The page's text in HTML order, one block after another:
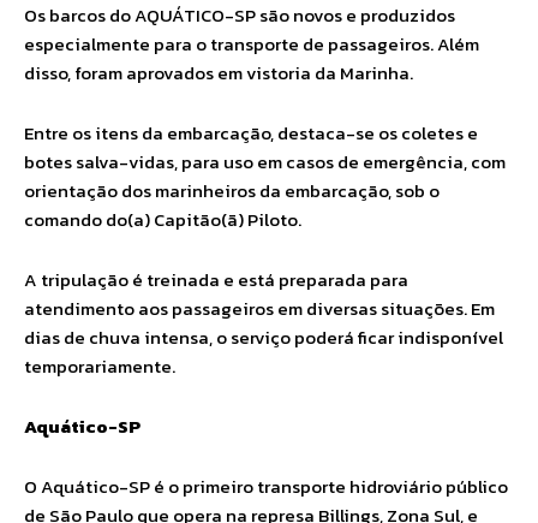
Os barcos do AQUÁTICO-SP são novos e produzidos
especialmente para o transporte de passageiros. Além
disso, foram aprovados em vistoria da Marinha.
Entre os itens da embarcação, destaca-se os coletes e
botes salva-vidas, para uso em casos de emergência, com
orientação dos marinheiros da embarcação, sob o
comando do(a) Capitão(ã) Piloto.
A tripulação é treinada e está preparada para
atendimento aos passageiros em diversas situações. Em
dias de chuva intensa, o serviço poderá ficar indisponível
temporariamente.
Aquático-SP
O Aquático-SP é o primeiro transporte hidroviário público
de São Paulo que opera na represa Billings, Zona Sul, e